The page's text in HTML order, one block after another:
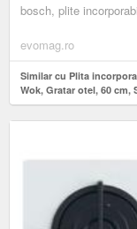
bosch, plite
evomag.ro
Similar cu Plita
Wok, Gratar otel, 60 cm,